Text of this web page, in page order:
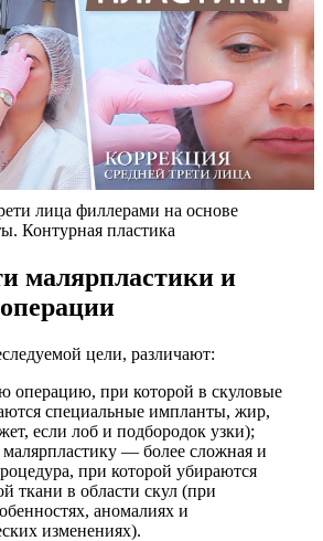
лица филлерами на основе
Контурная пластика
малярпластики и
цели, различают:
операцию, при которой в скуловые
специальные импланты, жир,
если лоб и подбородок узки);
— более сложная и
при которой убираются
ткани в области скул (при
аномалиях и
изменениях).